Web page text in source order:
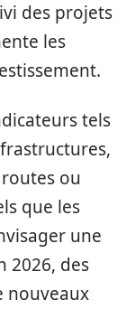
des projets
les
tels
ou
que les
une
2026, des
nouveaux